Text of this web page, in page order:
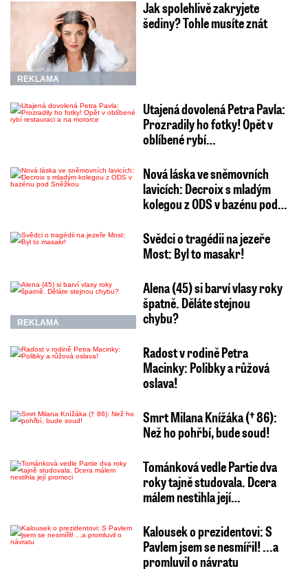
REKLAMA
Jak spolehlivě zakryjete
šediny? Tohle musíte znát
Utajená dovolená Petra Pavla:
Prozradily ho fotky! Opět v
oblíbené rybí…
Nová láska ve sněmovních
lavicích: Decroix s mladým
kolegou z ODS v bazénu pod…
Svědci o tragédii na jezeře
Most: Byl to masakr!
REKLAMA
Alena (45) si barví vlasy roky
špatně. Děláte stejnou
chybu?
Radost v rodině Petra
Macinky: Polibky a růžová
oslava!
Smrt Milana Knížáka († 86):
Než ho pohřbí, bude soud!
Tománková vedle Partie dva
roky tajně studovala. Dcera
málem nestihla její…
Kalousek o prezidentovi: S
Pavlem jsem se nesmířil! ...a
promluvil o návratu